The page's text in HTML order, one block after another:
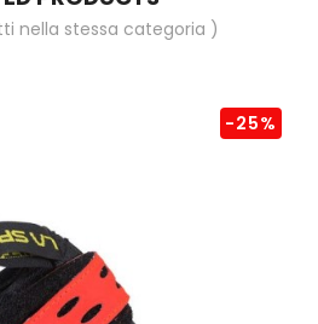
nella stessa categoria )
-25%